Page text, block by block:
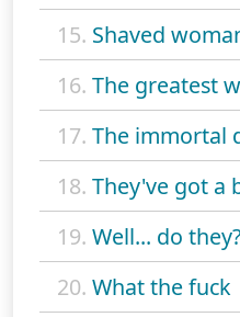
15. Shaved
16. The greatest
17. The immortal
18. They've got a
19. Well... do they?
20. What the fuck